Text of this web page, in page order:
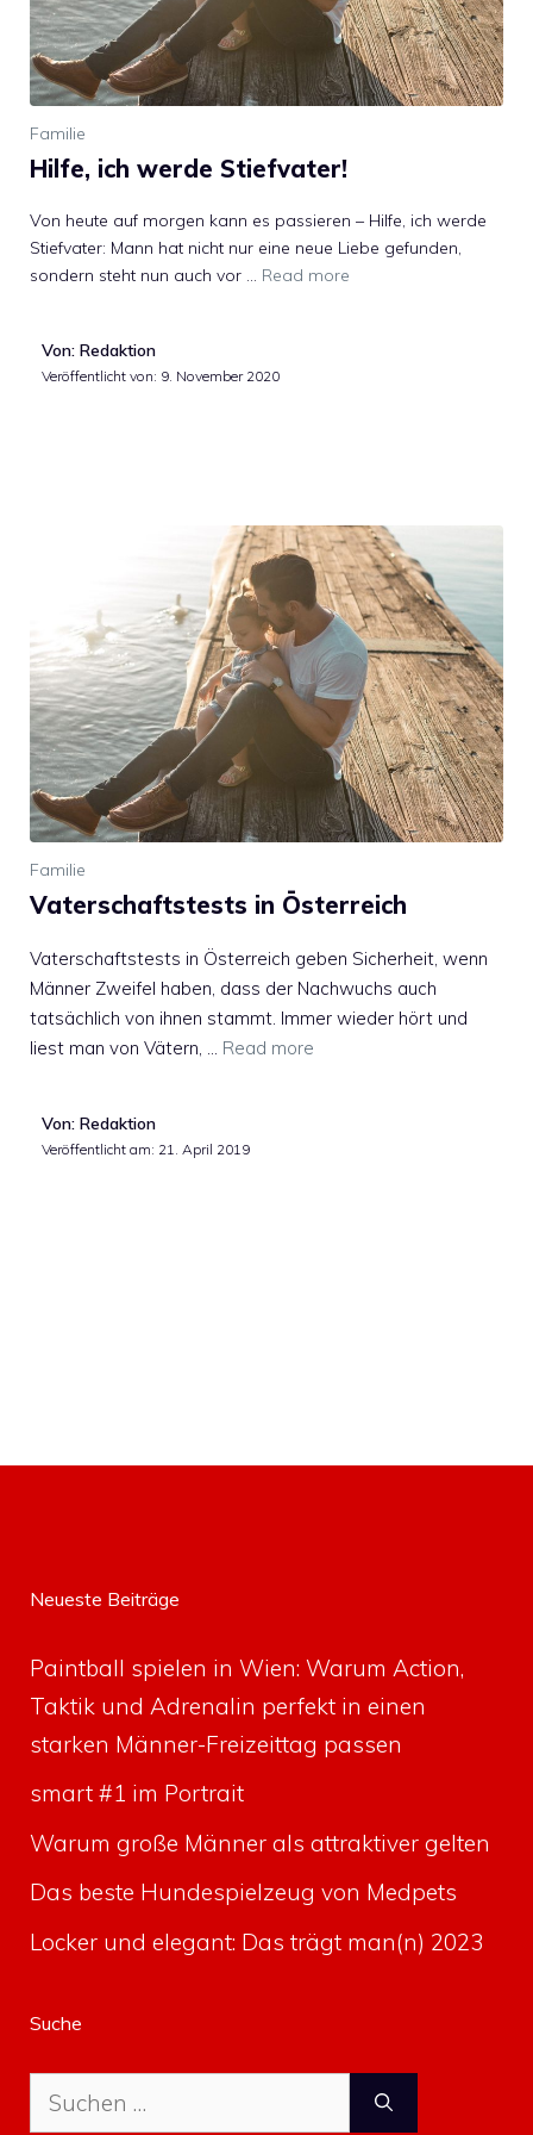
Familie
Hilfe, ich werde Stiefvater!
Von heute auf morgen kann es passieren – Hilfe, ich werde
Stiefvater: Mann hat nicht nur eine neue Liebe gefunden,
sondern steht nun auch vor … Read more
Von: Redaktion
Veröffentlicht von: 9. November 2020
Familie
Vaterschaftstests in Österreich
Vaterschaftstests in Österreich geben Sicherheit, wenn
Männer Zweifel haben, dass der Nachwuchs auch
tatsächlich von ihnen stammt. Immer wieder hört und
liest man von Vätern, … Read more
Von: Redaktion
Veröffentlicht am: 21. April 2019
Neueste Beiträge
Paintball spielen in Wien: Warum Action,
Taktik und Adrenalin perfekt in einen
starken Männer-Freizeittag passen
smart #1 im Portrait
Warum große Männer als attraktiver gelten
Das beste Hundespielzeug von Medpets
Locker und elegant: Das trägt man(n) 2023
Suche
Suche
nach: